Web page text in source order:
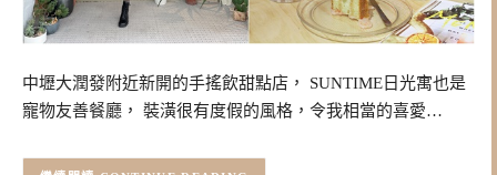
中壢大潤發附近新開的手搖飲甜點店， SUNTIME日光寓也是
寵物友善餐廳， 裝潢很有度假的風格，令我相當的喜愛…